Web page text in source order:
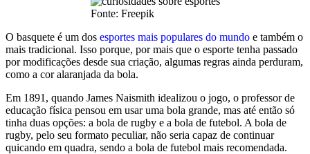
Fonte: Freepik
O basquete é um dos esportes mais populares do mundo e também o
mais tradicional. Isso porque, por mais que o esporte tenha passado
por modificações desde sua criação, algumas regras ainda perduram,
como a cor alaranjada da bola.
Em 1891, quando James Naismith idealizou o jogo, o professor de
educação física pensou em usar uma bola grande, mas até então só
tinha duas opções: a bola de rugby e a bola de futebol. A bola de
rugby, pelo seu formato peculiar, não seria capaz de continuar
quicando em quadra, sendo a bola de futebol mais recomendada.